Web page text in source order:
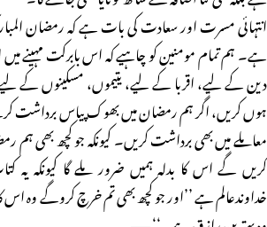
انتہائی مسرت اور سعادت کی بات ہے کہ رمضان
ہے۔ ہم تمام مومنین کو چاہیے کہ اس بابرکت مہینے
دین کے لیے، اقربا کے لیے، یتیموں، مسکینوں کے لیے
ہوں کریں، اگر ہم رمضان میں بھوک پیاس برداشت
معاملے میں بھی برداشت کریں۔ کیونکہ جو کچھ بھی ہم
کریں گے اس کا بدلہ ہمیں ضرور ملے گا کیونکہ یہ
خداوندعالم ہے ’’اور جو کچھ بھی تم خرچ کروگے وہ اس